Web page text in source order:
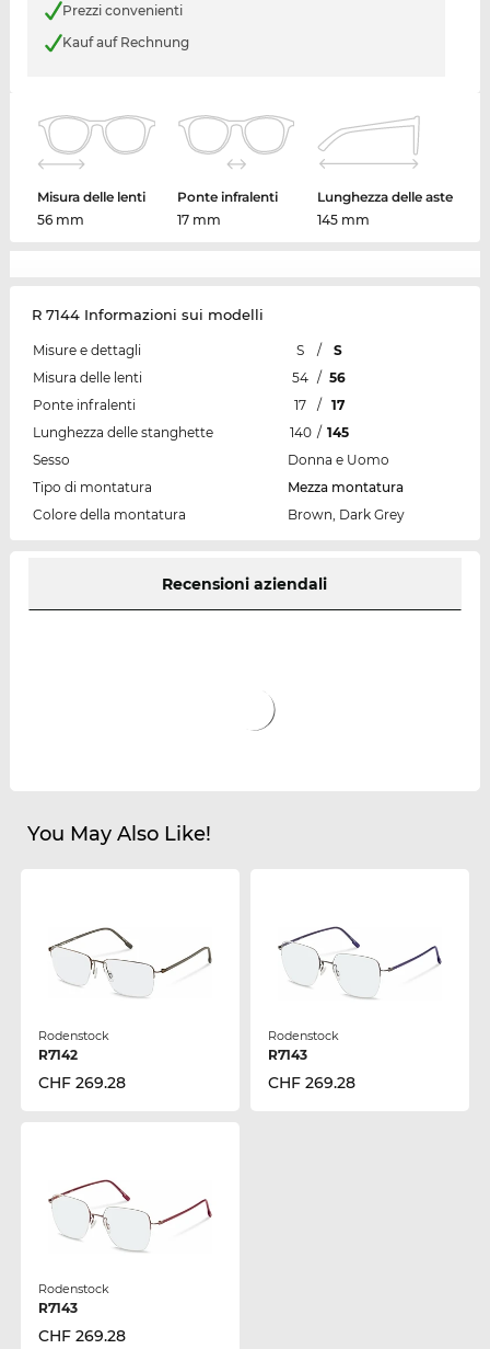
Prezzi convenienti
Kauf auf Rechnung
Misura delle lenti
56 mm
Ponte infralenti
17 mm
Lunghezza delle aste
145 mm
R 7144 Informazioni sui modelli
Misure e dettagli S /
S
Misura delle lenti
54 / 56
Ponte infralenti
17 /
17
Lunghezza delle stanghette
140 / 145
Sesso
Donna e Uomo
Tipo di montatura
Mezza montatura
Colore della montatura
Brown, Dark Grey
Recensioni aziendali
You May Also Like!
Rodenstock
R7142
CHF 269.28
Rodenstock
R7143
CHF 269.28
Rodenstock
R7143
CHF 269.28